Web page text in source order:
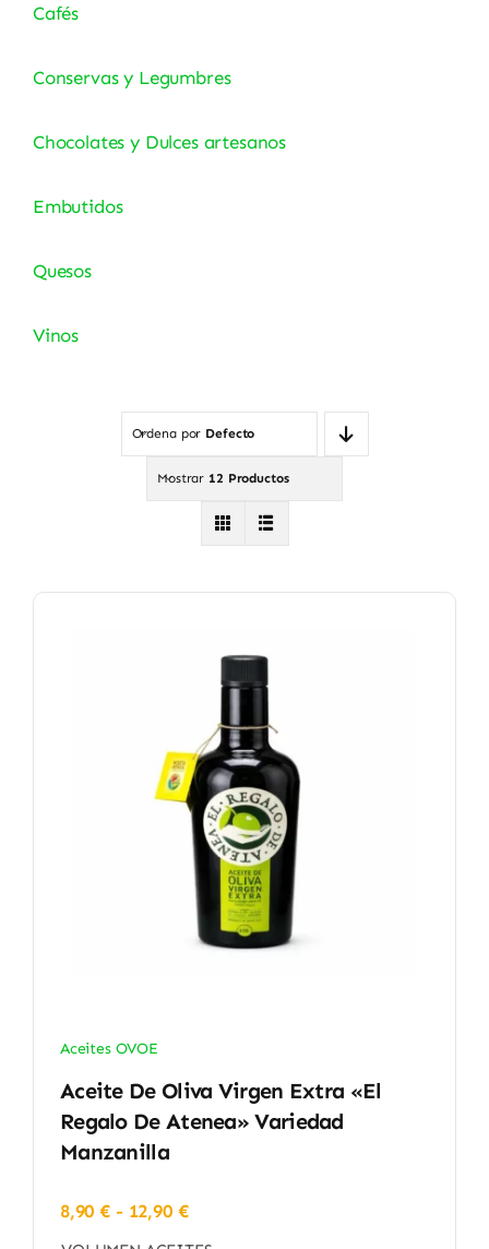
Cafés
Conservas y Legumbres
Chocolates y Dulces artesanos
Embutidos
Quesos
Vinos
Ordena por Defecto
Mostrar 12 Productos
Aceites OVOE
Aceite De Oliva Virgen Extra «El
Regalo De Atenea» Variedad
Manzanilla
8,90€ - 12,90 €Rango